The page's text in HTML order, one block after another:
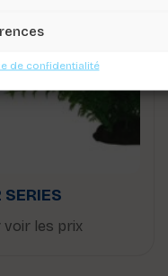
de confidentialité
SERIES
les prix